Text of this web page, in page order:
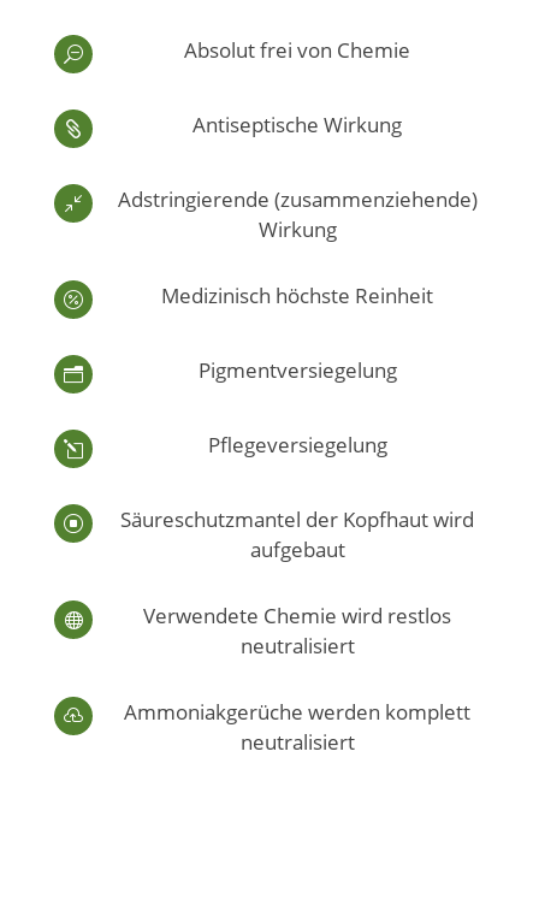
S Absolut frei von Chemie
 Antiseptische Wirkung
/
Adstringierende (zusammenziehende)
Wirkung
 Medizinisch höchste Reinheit
n Pigmentversiegelung
l Pflegeversiegelung
]
Säureschutzmantel der Kopfhaut wird
aufgebaut

Verwendete Chemie wird restlos
neutralisiert

Ammoniakgerüche werden komplett
neutralisiert